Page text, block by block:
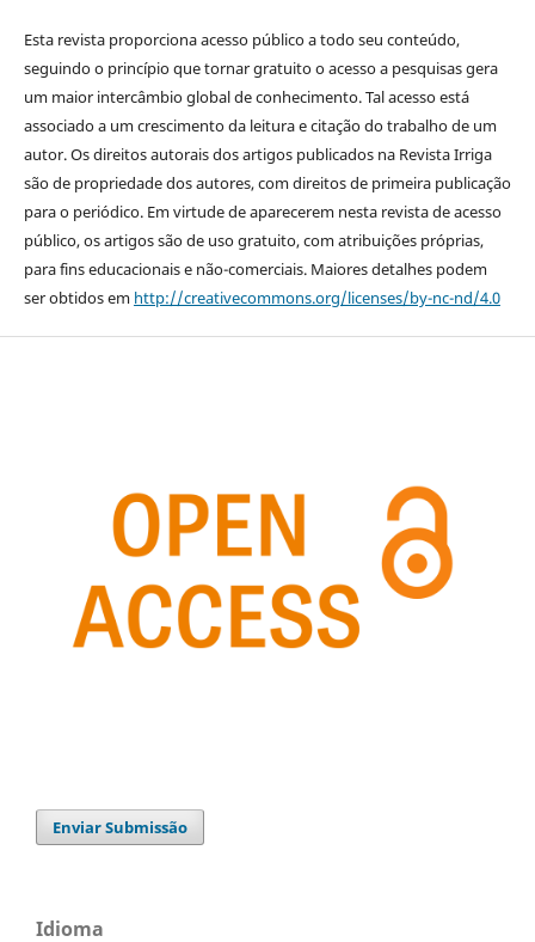
Esta revista proporciona acesso público a todo seu conteúdo,
seguindo o princípio que tornar gratuito o acesso a pesquisas gera
um maior intercâmbio global de conhecimento. Tal acesso está
associado a um crescimento da leitura e citação do trabalho de um
autor. Os direitos autorais dos artigos publicados na Revista Irriga
são de propriedade dos autores, com direitos de primeira publicação
para o periódico. Em virtude de aparecerem nesta revista de acesso
público, os artigos são de uso gratuito, com atribuições próprias,
para fins educacionais e não-comerciais. Maiores detalhes podem
ser obtidos em http://creativecommons.org/licenses/by-nc-nd/4.0
Enviar Submissão
Idioma